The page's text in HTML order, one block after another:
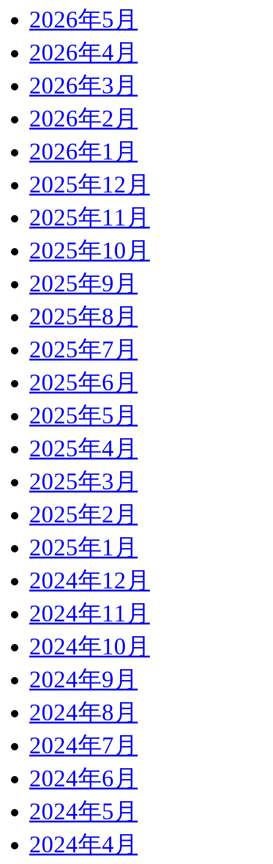
2026年5月
2026年4月
2026年3月
2026年2月
2026年1月
2025年12月
2025年11月
2025年10月
2025年9月
2025年8月
2025年7月
2025年6月
2025年5月
2025年4月
2025年3月
2025年2月
2025年1月
2024年12月
2024年11月
2024年10月
2024年9月
2024年8月
2024年7月
2024年6月
2024年5月
2024年4月